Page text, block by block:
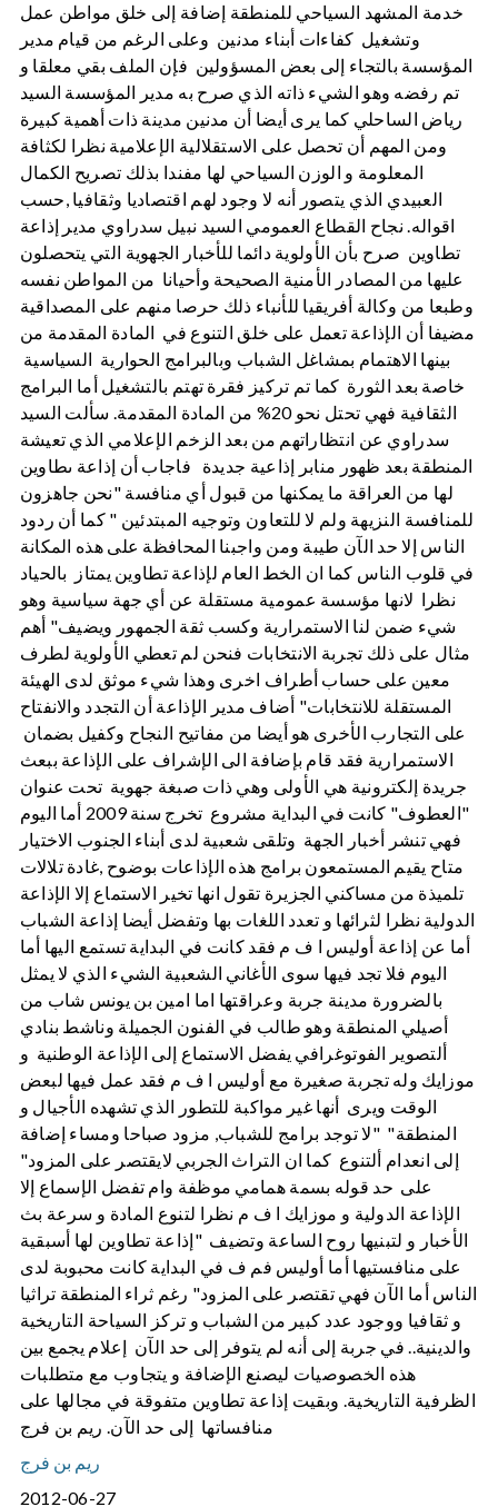
خدمة المشهد السياحي للمنطقة إضافة إلى خلق مواطن عمل
وتشغيل كفاءات أبناء مدنين وعلى الرغم من قيام مدير
المؤسسة بالتجاء إلى بعض المسؤولين فإن الملف بقي معلقا و
تم رفضه وهو الشيء ذاته الذي صرح به مدير المؤسسة السيد
رياض الساحلي كما يرى أيضا أن مدنين مدينة ذات أهمية كبيرة
ومن المهم أن تحصل على الاستقلالية الإعلامية نظرا لكثافة
المعلومة و الوزن السياحي لها مفندا بذلك تصريح الكمال
العبيدي الذي يتصور أنه لا وجود لهم اقتصاديا وثقافيا ,حسب
اقواله. نجاح القطاع العمومي السيد نبيل سدراوي مدير إذاعة
تطاوين صرح بأن الأولوية دائما للأخبار الجهوية التي يتحصلون
عليها من المصادر الأمنية الصحيحة وأحيانا من المواطن نفسه
وطبعا من وكالة أفريقيا للأنباء ذلك حرصا منهم على المصداقية
مضيفا أن الإذاعة تعمل على خلق التنوع في المادة المقدمة من
بينها الاهتمام بمشاغل الشباب وبالبرامج الحوارية السياسية
خاصة بعد الثورة كما تم تركيز فقرة تهتم بالتشغيل أما البرامج
الثقافية فهي تحتل نحو 20% من المادة المقدمة. سألت السيد
سدراوي عن انتظاراتهم من بعد الزخم الإعلامي الذي تعيشة
المنطقة بعد ظهور منابر إذاعية جديدة فاجاب أن إذاعة ىطاوين
لها من العراقة ما يمكنها من قبول أي منافسة "نحن جاهزون
للمنافسة النزيهة ولم لا للتعاون وتوجيه المبتدئين " كما أن ردود
الناس إلا حد الآن طيبة ومن واجبنا المحافظة على هذه المكانة
في قلوب الناس كما ان الخط العام لإذاعة تطاوين يمتاز بالحياد
نظرا لانها مؤسسة عمومية مستقلة عن أي جهة سياسية وهو
شيء ضمن لنا الاستمرارية وكسب ثقة الجمهور ويضيف" أهم
مثال على ذلك تجربة الانتخابات فنحن لم تعطي الأولوية لطرف
معين على حساب أطراف اخرى وهذا شيء موثق لدى الهيئة
المستقلة للانتخابات" أضاف مدير الإذاعة أن التجدد والانفتاح
على التجارب الأخرى هو أيضا من مفاتيح النجاح وكفيل بضمان
الاستمرارية فقد قام بإضافة الى الإشراف على الإذاعة ببعث
جريدة إلكترونية هي الأولى وهي ذات صبغة جهوية تحت عنوان
"العطوف" كانت في البداية مشروع تخرج سنة 2009 أما اليوم
فهي تنشر أخبار الجهة وتلقى شعبية لدى أبناء الجنوب الاختيار
متاح يقيم المستمعون برامج هذه الإذاعات بوضوح ,غادة تلالات
تلميذة من مساكني الجزيرة تقول انها تخير الاستماع إلا الإذاعة
الدولية نظرا لثرائها و تعدد اللغات بها وتفضل أيضا إذاعة الشباب
أما عن إذاعة أوليس ا ف م فقد كانت في البداية تستمع اليها أما
اليوم فلا تجد فيها سوى الأغاني الشعبية الشيء الذي لا يمثل
بالضرورة مدينة جربة وعراقتها اما امين بن يونس شاب من
أصيلي المنطقة وهو طالب في الفنون الجميلة وناشط بنادي
ألتصوير الفوتوغرافي يفضل الاستماع إلى الإذاعة الوطنية و
موزايك وله تجربة صغيرة مع أوليس ا ف م فقد عمل فيها لبعض
الوقت ويرى أنها غير مواكبة للتطور الذي تشهده الأجيال و
المنطقة" "لا توجد برامج للشباب, مزود صباحا ومساء إضافة
إلى انعدام ألتنوع كما ان التراث الجربي لايقتصر على المزود"
على حد قوله بسمة همامي موظفة وام تفضل الإسماع إلا
الإذاعة الدولية و موزايك ا ف م نظرا لتنوع المادة و سرعة بث
الأخبار و لتبنيها روح الساعة وتضيف "إذاعة تطاوين لها أسبقية
على منافستيها أما أوليس فم ف في البداية كانت محبوبة لدى
الناس أما الآن فهي تقتصر على المزود" رغم ثراء المنطقة تراثيا
و ثقافيا ووجود عدد كبير من الشباب و تركز السياحة التاريخية
والدينية.. في جربة إلى أنه لم يتوفر إلى حد الآن إعلام يجمع بين
هذه الخصوصيات ليصنع الإضافة و يتجاوب مع متطلبات
الظرفية التاريخية. وبقيت إذاعة تطاوين متفوقة في مجالها على
منافساتها إلى حد الآن. ريم بن فرج
ريم بن فرج
2012-06-27